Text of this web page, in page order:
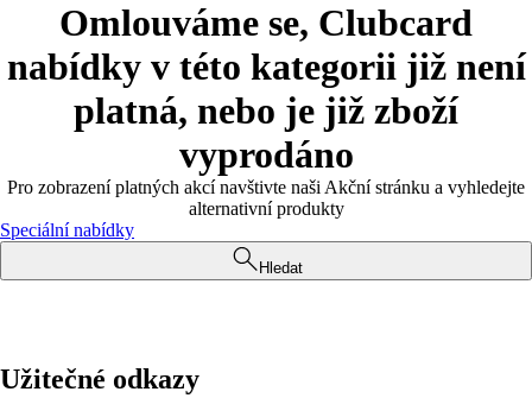
Omlouváme se, Clubcard
nabídky v této kategorii již není
platná, nebo je již zboží
vyprodáno
Pro zobrazení platných akcí navštivte naši Akční stránku a vyhledejte
alternativní produkty
Speciální nabídky
Hledat
Užitečné odkazy